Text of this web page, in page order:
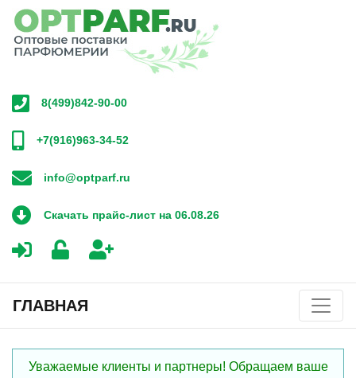
8(499)842-90-00
+7(916)963-34-52
info@optparf.ru
Скачать прайс-лист на 06.08.26
ГЛАВНАЯ
Уважаемые клиенты и партнеры! Обращаем ваше